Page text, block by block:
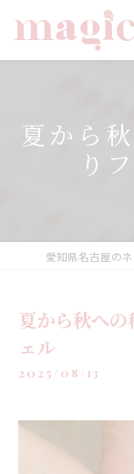
夏から
り
夏から秋へ
ェル
2025/08/13